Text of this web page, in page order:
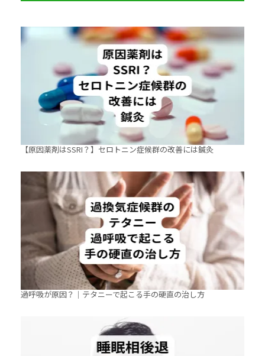
【原因薬剤はSSRI？】セロトニン症候群の改善には鍼灸
過呼吸が原因？｜テタニーで起こる手の硬直の治し方